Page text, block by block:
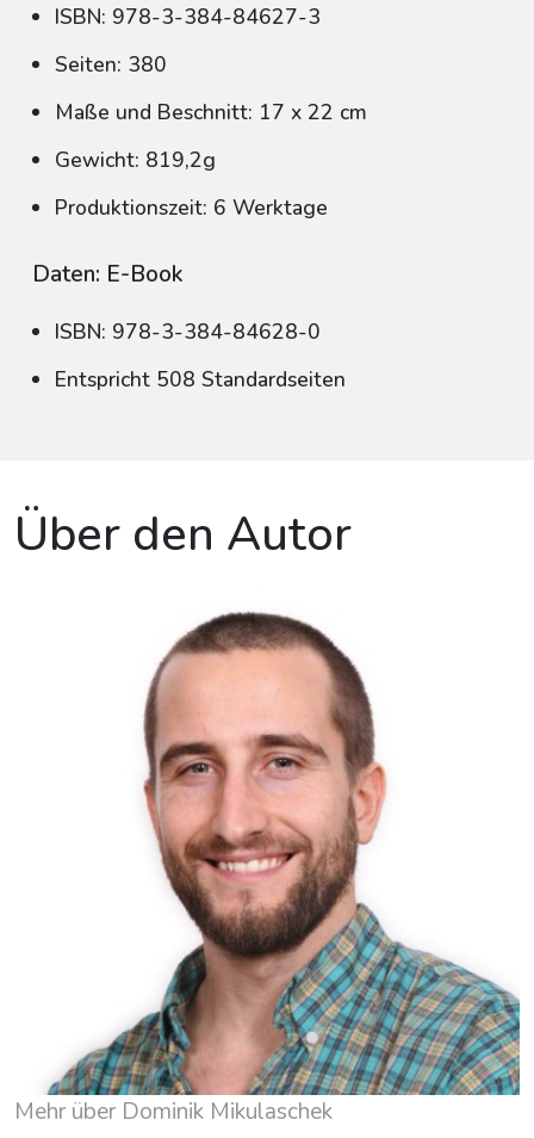
ISBN: 978-3-384-84627-3
Seiten: 380
Maße und Beschnitt: 17 x 22 cm
Gewicht: 819,2g
Produktionszeit: 6 Werktage
Daten: E-Book
ISBN: 978-3-384-84628-0
Entspricht 508 Standardseiten
Über den Autor
Mehr über Dominik Mikulaschek